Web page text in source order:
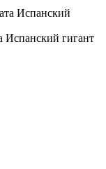
Испанский гигант